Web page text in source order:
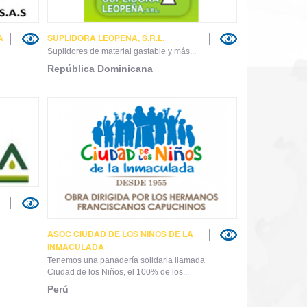
SUPLIDORA LEOPEÑA, S.R.L.
Suplidores de material gastable y más...
República Dominicana
ASOC CIUDAD DE LOS NIÑOS DE LA
INMACULADA
Tenemos una panadería solidaria llamada
Ciudad de los Niños, el 100% de los...
Perú